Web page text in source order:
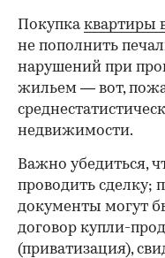
Покупкаквартиры
не пополнить
нарушений при
жильем — вот,
недвижимости.
Важно убедиться,
проводить сделку;
документы могут
договор купли-
(приватизация),